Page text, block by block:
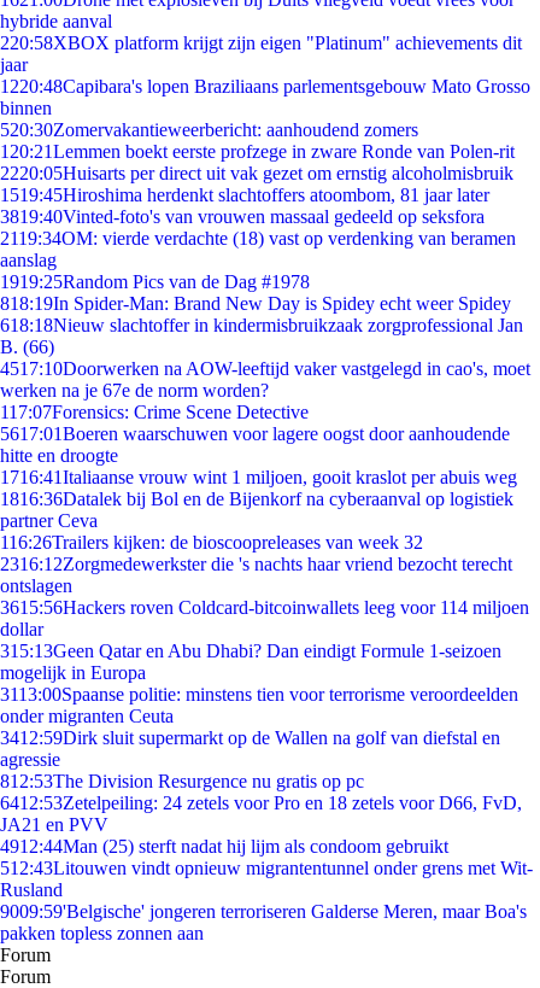
hybride aanval
220:58XBOX platform krijgt zijn eigen "Platinum" achievements dit
jaar
1220:48Capibara's lopen Braziliaans parlementsgebouw Mato Grosso
binnen
520:30Zomervakantieweerbericht: aanhoudend zomers
1 20:21Lemmen boekt eerste profzege in zware Ronde van Polen-rit
2220:05Huisarts per direct uit vak gezet om ernstig alcoholmisbruik
1519:45Hiroshima herdenkt slachtoffers atoombom, 81 jaar later
3819:40Vinted-foto's van vrouwen massaal gedeeld op seksfora
2119:34OM: vierde verdachte (18) vast op verdenking van beramen
aanslag
1919:25Random Pics van de Dag #1978
818:19In Spider-Man: Brand New Day is Spidey echt weer Spidey
618:18Nieuw slachtoffer in kindermisbruikzaak zorgprofessional Jan
B. (66)
4517:10Doorwerken na AOW-leeftijd vaker vastgelegd in cao's, moet
werken na je 67e de norm worden?
117:07Forensics: Crime Scene Detective
5617:01Boeren waarschuwen voor lagere oogst door aanhoudende
hitte en droogte
1716:41Italiaanse vrouw wint 1 miljoen, gooit kraslot per abuis weg
1816:36Datalek bij Bol en de Bijenkorf na cyberaanval op logistiek
partner Ceva
116:26Trailers kijken: de bioscoopreleases van week 32
2316:12Zorgmedewerkster die 's nachts haar vriend bezocht terecht
ontslagen
3615:56Hackers roven Coldcard-bitcoinwallets leeg voor 114 miljoen
dollar
315:13Geen Qatar en Abu Dhabi? Dan eindigt Formule 1-seizoen
mogelijk in Europa
3113:00Spaanse politie: minstens tien voor terrorisme veroordeelden
onder migranten Ceuta
3412:59Dirk sluit supermarkt op de Wallen na golf van diefstal en
agressie
812:53The Division Resurgence nu gratis op pc
6412:53Zetelpeiling: 24 zetels voor Pro en 18 zetels voor D66, FvD,
JA21 en PVV
4912:44Man (25) sterft nadat hij lijm als condoom gebruikt
512:43Litouwen vindt opnieuw migrantentunnel onder grens met Wit-
Rusland
9009:59'Belgische' jongeren terroriseren Galderse Meren, maar Boa's
pakken topless zonnen aan
Forum
Forum